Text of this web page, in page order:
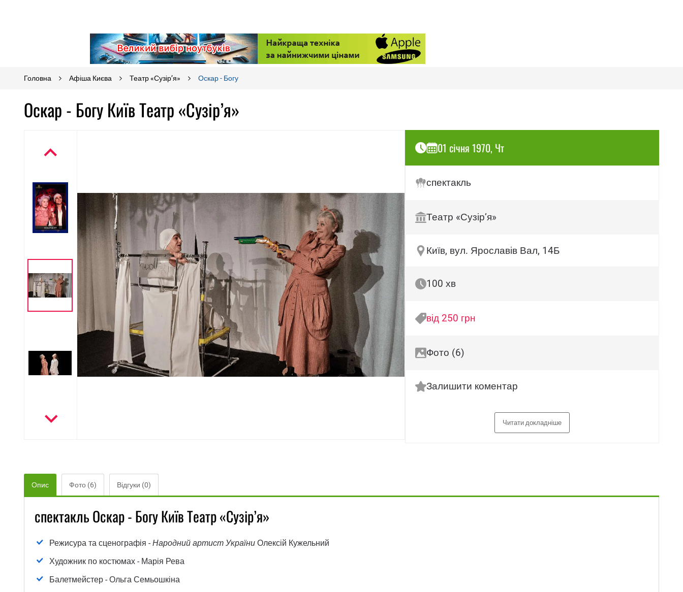
Головна Афіша Києва Театр «Сузір’я» Оскар - Богу
Оскар - Богу Київ Театр «Сузір’я»
01 січня 1970, Чт
спектакль
Театр «Сузір’я»
Київ, вул. Ярославів Вал, 14Б
100 хв
від 250 грн
Фото (6)
Залишити коментар
Читати докладніше
Опис Фото (6) Відгуки (0)
спектакль Оскар - Богу Київ Театр «Сузір’я»
Режисура та сценографія - Народний артист України Олексій Кужельний
Художник по костюмах - Марія Рева
Балетмейстер - Ольга Семьошкіна